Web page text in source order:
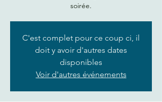
soirée.
C'est complet pour ce coup ci, il
doit y avoir d'autres dates
disponibles
Voir d'autres événements